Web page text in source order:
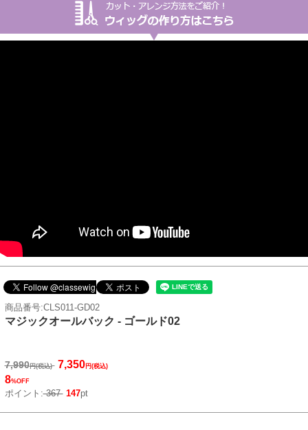
商品番号:CLS011-GD02
マジックオールバック - ゴールド02
7,990円(税込) 7,350円(税込)
8%OFF
ポイント:367 147pt